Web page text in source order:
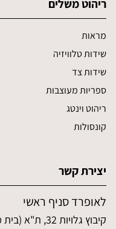
ריהוט משלים
מראות
שידות טלוויזיה
שידות צד
ספריות מעוצבות
ריהוט וינטג
קונסולות
יצירת קשר
לאופרד סניף ראשי
קיבוץ גלויות 32, ת"א (בית מרכזים).